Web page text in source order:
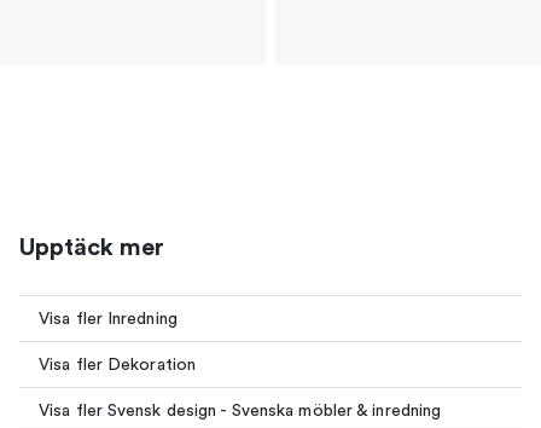
Upptäck mer
Visa fler Inredning
Visa fler Dekoration
Visa fler Svensk design - Svenska möbler & inredning